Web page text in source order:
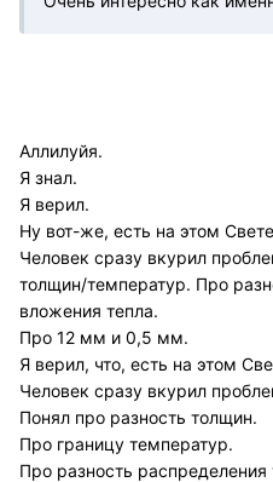
Аллилуйя.
Я знал.
Я верил.
Ну вот-же, есть на этом
Человек сразу вкурил
толщин/температур. Про
вложения тепла.
Про 12 мм и 0,5 мм.
Я верил, что, есть на этом
Человек сразу вкурил
Понял про разность толщин.
Про границу температур.
Про разность распределения